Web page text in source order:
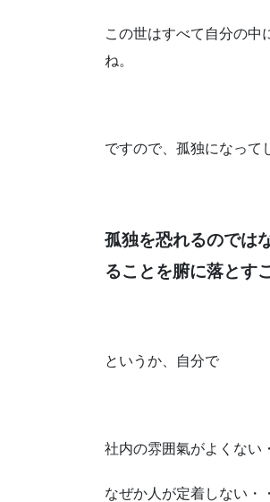
この世はすべて自分の
ね。
ですので、孤独になって
孤独を恐れるのでは
ることを腑に落とす
というか、自分で
社内の雰囲氣がよくない
なぜか人が定着しない・